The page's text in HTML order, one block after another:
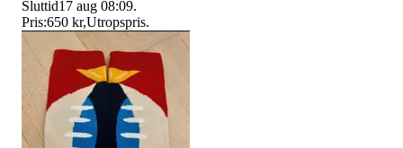
Sluttid17 aug 08:09.
Pris:650 kr,Utropspris.